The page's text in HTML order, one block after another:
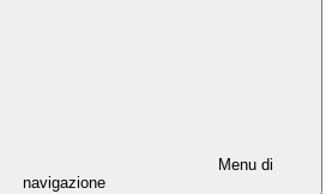
Menu di
navigazione